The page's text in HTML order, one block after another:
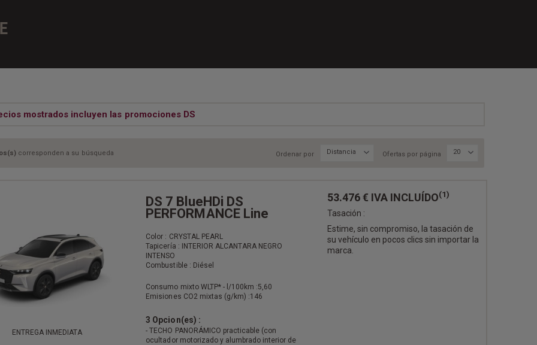
mostrados incluyen las promociones DS
corresponden a su búsqueda Ordenar por Distancia Ofertas por página 20
ENTREGA INMEDIATA
DS 7 BlueHDi DS
PERFORMANCE Line
Color : CRYSTAL PEARL
Tapicería : INTERIOR ALCANTARA NEGRO
INTENSO
Combustible : Diésel
Consumo mixto WLTP* - l/100km :5,60
Emisiones CO2 mixtas (g/km) :146
3 Opcion(es) :
- TECHO PANORÁMICO practicable (con
ocultador motorizado y alumbrado interior de
53.476 € IVA INCLUÍDO(1)
Tasación :
Estime, sin compromiso, la tasación de
su vehículo en pocos clics sin importar la
marca.